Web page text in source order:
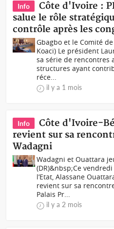
Info
Côte d'Ivoire :
salue le rôle
contrôle après les
Gbagbo et le Comité
Koaci) Le président
sa série de rencontres
structures ayant
réce...
il y a 1 mois
Info
Côte d'Ivoire-
revient sur sa
Wadagni
Wadagni et Ouattara
(DR)&nbsp;Ce
l’Etat, Alassane
revient sur sa
Palais Pr...
il y a 2 mois